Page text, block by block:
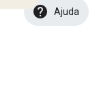
Ajuda